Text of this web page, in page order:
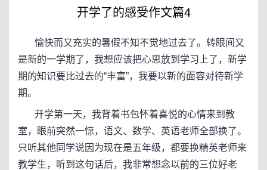
开学了的感受作文篇4
愉快而又充实的暑假不知不觉地过去了。转眼间又
是新的一学期了，我想应该把心思放到学习上了，新学
期的知识要比过去的“丰富”，我要以新的面容对待新学
期。
开学第一天，我背着书包怀着喜悦的心情来到教
室，眼前突然一惊，语文、数学、英语老师全部换了。
只听其他同学说因为现在是五年级，都要换精英老师来
教学生，听到这句话后，我非常想念以前的三位好老